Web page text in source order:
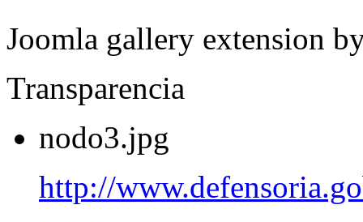
Joomla gallery extension
Transparencia
nodo3.jpg
http://